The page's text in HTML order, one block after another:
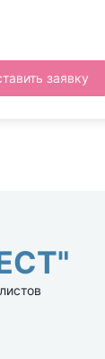
заявку